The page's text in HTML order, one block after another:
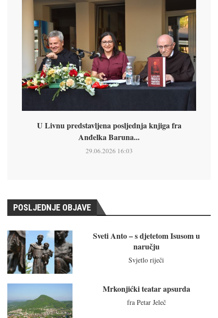
U Livnu predstavljena posljednja knjiga fra
Anđelka Baruna...
29.06.2026 16:03
POSLJEDNJE OBJAVE
Sveti Anto – s djetetom Isusom u
naručju
Svjetlo riječi
Mrkonjićki teatar apsurda
fra Petar Jeleč